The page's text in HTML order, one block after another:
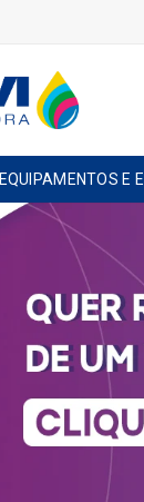
EQUIPAMENTOS E